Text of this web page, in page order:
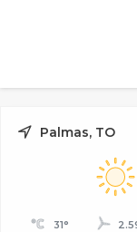
Palmas, TO
31°